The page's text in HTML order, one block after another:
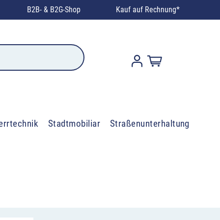
B2B- & B2G-Shop Kauf auf Rechnung*
Stadtmobiliar Straßenunterhaltung